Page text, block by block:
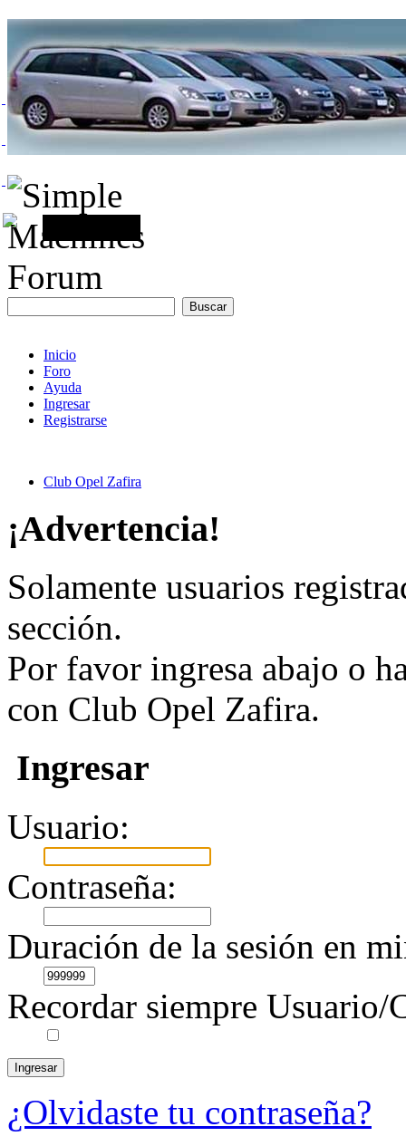
Inicio
Foro
Ayuda
Ingresar
Registrarse
Club Opel Zafira
¡Advertencia!
Solamente usuarios
sección.
Por favor ingresa abajo o
con Club Opel Zafira.
Ingresar
Usuario:
Contraseña:
Duración de la sesión en
Recordar siempre Usuario/
¿Olvidaste tu contraseña?